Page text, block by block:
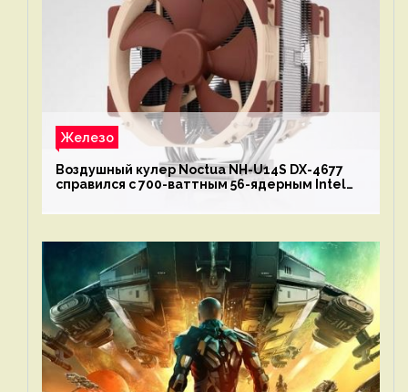
Железо
Воздушный кулер Noctua NH-U14S DX-4677
справился с 700-ваттным 56-ядерным Intel